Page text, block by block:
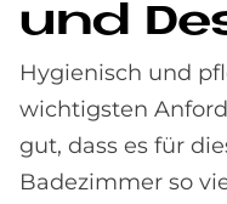
und
Hygienisch und
wichtigsten
gut, dass es für
Badezimmer so